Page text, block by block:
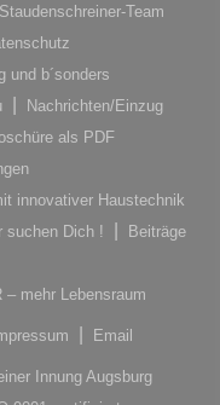
Team
und b´sonders
Nachrichten/Einzug
als PDF
innovativer Haustechnik
suchen Dich !
Beiträge
mehr Lebensraum
Email
Innung Augsburg